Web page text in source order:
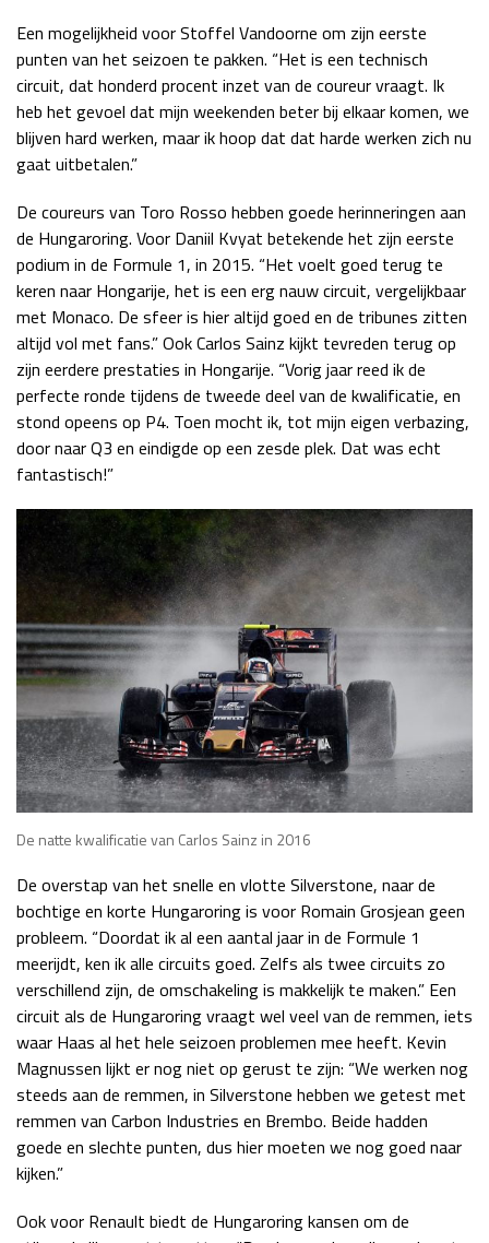
Een mogelijkheid voor Stoffel Vandoorne om zijn eerste
punten van het seizoen te pakken. “Het is een technisch
circuit, dat honderd procent inzet van de coureur vraagt. Ik
heb het gevoel dat mijn weekenden beter bij elkaar komen, we
blijven hard werken, maar ik hoop dat dat harde werken zich nu
gaat uitbetalen.”
De coureurs van Toro Rosso hebben goede herinneringen aan
de Hungaroring. Voor Daniil Kvyat betekende het zijn eerste
podium in de Formule 1, in 2015. “Het voelt goed terug te
keren naar Hongarije, het is een erg nauw circuit, vergelijkbaar
met Monaco. De sfeer is hier altijd goed en de tribunes zitten
altijd vol met fans.” Ook Carlos Sainz kijkt tevreden terug op
zijn eerdere prestaties in Hongarije. “Vorig jaar reed ik de
perfecte ronde tijdens de tweede deel van de kwalificatie, en
stond opeens op P4. Toen mocht ik, tot mijn eigen verbazing,
door naar Q3 en eindigde op een zesde plek. Dat was echt
fantastisch!”
De natte kwalificatie van Carlos Sainz in 2016
De overstap van het snelle en vlotte Silverstone, naar de
bochtige en korte Hungaroring is voor Romain Grosjean geen
probleem. “Doordat ik al een aantal jaar in de Formule 1
meerijdt, ken ik alle circuits goed. Zelfs als twee circuits zo
verschillend zijn, de omschakeling is makkelijk te maken.” Een
circuit als de Hungaroring vraagt wel veel van de remmen, iets
waar Haas al het hele seizoen problemen mee heeft. Kevin
Magnussen lijkt er nog niet op gerust te zijn: “We werken nog
steeds aan de remmen, in Silverstone hebben we getest met
remmen van Carbon Industries en Brembo. Beide hadden
goede en slechte punten, dus hier moeten we nog goed naar
kijken.”
Ook voor Renault biedt de Hungaroring kansen om de